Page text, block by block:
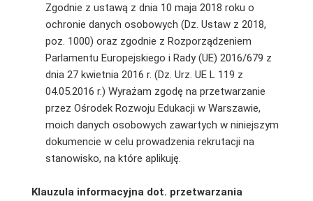
Zgodnie z ustawą z dnia 10 maja 2018 roku o
ochronie danych osobowych (Dz. Ustaw z 2018,
poz. 1000) oraz zgodnie z Rozporządzeniem
Parlamentu Europejskiego i Rady (UE) 2016/679 z
dnia 27 kwietnia 2016 r. (Dz. Urz. UE L 119 z
04.05.2016 r.) Wyrażam zgodę na przetwarzanie
przez Ośrodek Rozwoju Edukacji w Warszawie,
moich danych osobowych zawartych w niniejszym
dokumencie w celu prowadzenia rekrutacji na
stanowisko, na które aplikuję.
Klauzula informacyjna dot. przetwarzania